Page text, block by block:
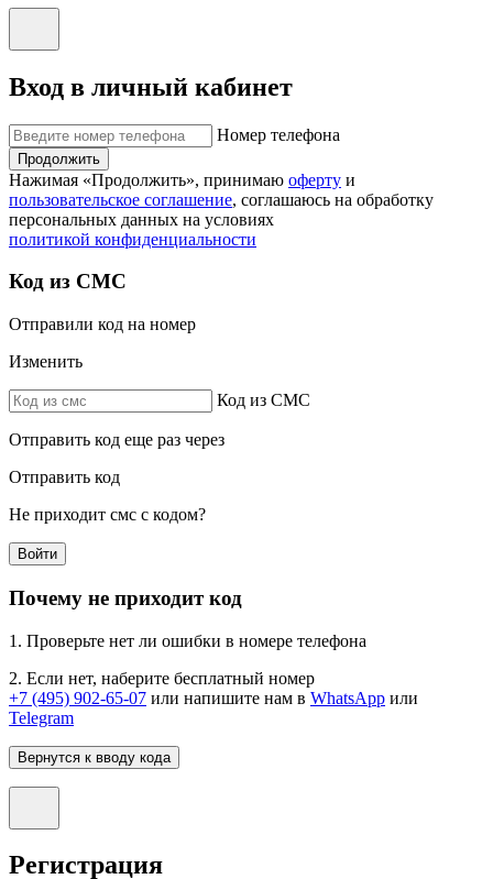
Вход в личный кабинет
Номер телефона
Продолжить
Нажимая «Продолжить», принимаю оферту и
пользовательское соглашение, соглашаюсь на обработку
персональных данных на условиях
политикой конфиденциальности
Код из СМС
Отправили код на номер
Изменить
Код из СМС
Отправить код еще раз через
Отправить код
Не приходит смс с кодом?
Войти
Почему не приходит код
1. Проверьте нет ли ошибки в номере телефона
2. Если нет, наберите бесплатный номер
+7 (495) 902-65-07 или напишите нам в WhatsApp или
Telegram
Вернутся к вводу кода
Регистрация